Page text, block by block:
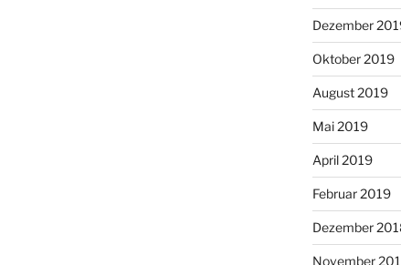
Dezember
Oktober 2019
August 2019
Mai 2019
April 2019
Februar 2019
Dezember
November